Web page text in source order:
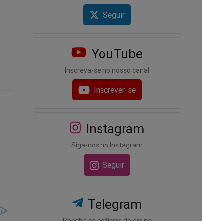
Seguir
YouTube
Inscreva-se no nosso canal
Inscrever-se
Instagram
Siga-nos no Instagram
Seguir
Telegram